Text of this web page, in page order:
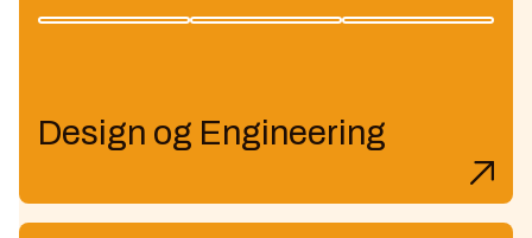
Design og Engineering